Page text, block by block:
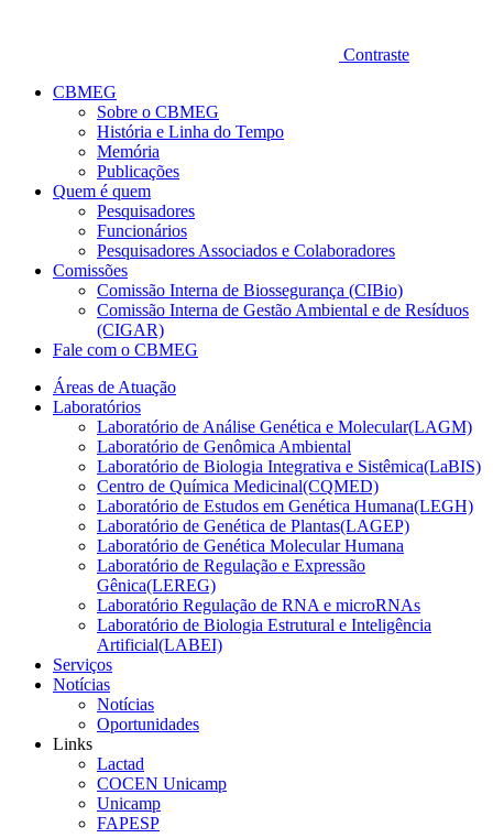
Contraste
CBMEG
Sobre o CBMEG
História e Linha do Tempo
Memória
Publicações
Quem é quem
Pesquisadores
Funcionários
Pesquisadores Associados e Colaboradores
Comissões
Comissão Interna de Biossegurança (CIBio)
Comissão Interna de Gestão Ambiental e de Resíduos
(CIGAR)
Fale com o CBMEG
Áreas de Atuação
Laboratórios
Laboratório de Análise Genética e Molecular(LAGM)
Laboratório de Genômica Ambiental
Laboratório de Biologia Integrativa e Sistêmica(LaBIS)
Centro de Química Medicinal(CQMED)
Laboratório de Estudos em Genética Humana(LEGH)
Laboratório de Genética de Plantas(LAGEP)
Laboratório de Genética Molecular Humana
Laboratório de Regulação e Expressão
Gênica(LEREG)
Laboratório Regulação de RNA e microRNAs
Laboratório de Biologia Estrutural e Inteligência
Artificial(LABEI)
Serviços
Notícias
Notícias
Oportunidades
Links
Lactad
COCEN Unicamp
Unicamp
FAPESP